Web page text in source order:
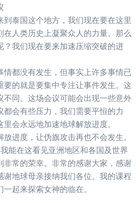
到泰国这个地方，我们现在要在这里
在人类历史上凝聚众人的力量。那么
？我们现在要来加速压缩突破的进
情都没有发生，但事实上许多事情已
要的就是要集中专注让事件发生。这
不同。这场会议可能会出现一些意外
都会有些压力，我们需要平恒的力
会永远地加速地球解放进度。
进度，让伪旗攻击再也不会发生。
我能在这看见亚洲地区和各国及世界
非常的荣幸。非常的感谢大家，感谢
谢地球母亲接纳我们各位。我的课程
起来探索女神的临在。